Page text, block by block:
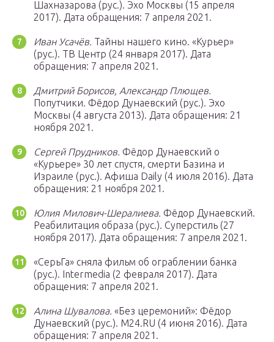
Шахназарова (рус.). Эхо Москвы (15 апреля
2017). Дата обращения: 7 апреля 2021.
Иван Усачёв. Тайны нашего кино. «Курьер»
(рус.). ТВ Центр (24 января 2017). Дата
обращения: 7 апреля 2021.
Дмитрий Борисов, Александр Плющев.
Попутчики. Фёдор Дунаевский (рус.). Эхо
Москвы (4 августа 2013). Дата обращения: 21
ноября 2021.
Сергей Прудников. Фёдор Дунаевский о
«Курьере» 30 лет спустя, смерти Базина и
Израиле (рус.). Афиша Daily (4 июля 2016). Дата
обращения: 21 ноября 2021.
Юлия Милович-Шералиева. Фёдор Дунаевский.
Реабилитация образа (рус.). Суперстиль (27
ноября 2017). Дата обращения: 7 апреля 2021.
«СерьГа» сняла фильм об ограблении банка
(рус.). Intermedia (2 февраля 2017). Дата
обращения: 7 апреля 2021.
Алина Шувалова. «Без церемоний»: Фёдор
Дунаевский (рус.). M24.RU (4 июня 2016). Дата
обращения: 7 апреля 2021.